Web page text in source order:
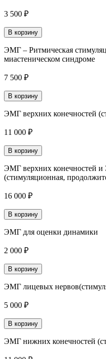
3 500 ₽
В корзину
ЭМГ – Ритмическая
миастеническом синдроме
7 500 ₽
В корзину
ЭМГ верхних конечностей
11 000 ₽
В корзину
ЭМГ верхних конечностей
(стимуляционная,
16 000 ₽
В корзину
ЭМГ для оценки динамики
2 000 ₽
В корзину
ЭМГ лицевых
5 000 ₽
В корзину
ЭМГ нижних конечностей